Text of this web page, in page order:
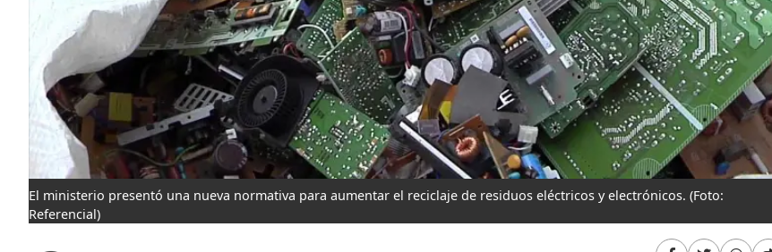
El ministerio presentó una nueva normativa para aumentar el reciclaje de residuos eléctricos y electrónicos. (Foto:
Referencial)